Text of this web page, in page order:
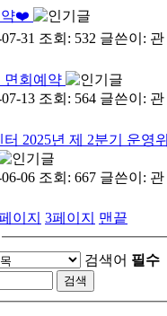
약❤️
31 조회: 532 글쓴이: 관
면회예약
13 조회: 564 글쓴이: 관
2025년 제 2분기 운영위
06 조회: 667 글쓴이: 관
이지 3페이지
맨끝
검색어 필수